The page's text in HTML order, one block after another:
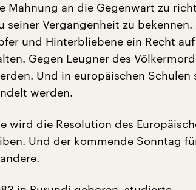
Mahnung an die Gegenwart zu
Vergangenheit zu bekennen.
und Hinterbliebene ein Recht auf
Gegen Leugner des
Und in europäischen Schulen
werden.
wird die Resolution des
Und der kommende Sonntag